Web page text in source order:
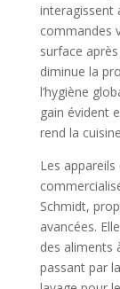
interagissent
commandes
surface
diminue la
l’hygiène
gain évident
rend la
Les
Schmidt,
avancées.
des aliments
passant par